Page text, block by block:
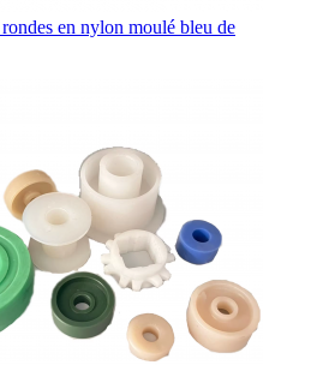
en nylon moulé bleu de